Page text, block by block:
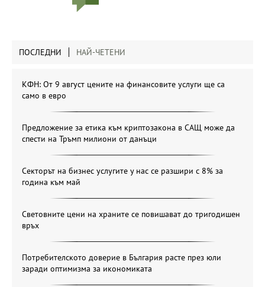
ПОСЛЕДНИ НАЙ-ЧЕТЕНИ
КФН: От 9 август цените на финансовите услуги ще са
само в евро
Предложение за етика към криптозакона в САЩ може да
спести на Тръмп милиони от данъци
Секторът на бизнес услугите у нас се разшири с 8% за
година към май
Световните цени на храните се повишават до тригодишен
връх
Потребителското доверие в България расте през юли
заради оптимизма за икономиката